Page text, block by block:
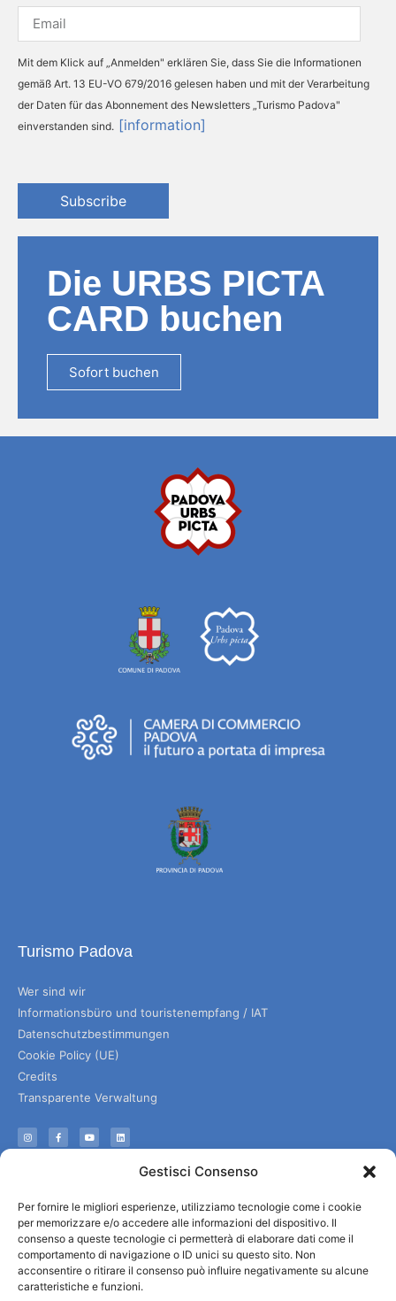
Gestisci Consenso
Per fornire le migliori esperienze, utilizziamo tecnologie come i cookie
per memorizzare e/o accedere alle informazioni del dispositivo. Il
consenso a queste tecnologie ci permetterà di elaborare dati come il
comportamento di navigazione o ID unici su questo sito. Non
acconsentire o ritirare il consenso può influire negativamente su alcune
caratteristiche e funzioni.
Mit dem Klick auf „Anmelden" erklären Sie, dass Sie die Informationen
gemäß Art. 13 EU-VO 679/2016 gelesen haben und mit der Verarbeitung
der Daten für das Abonnement des Newsletters „Turismo Padova"
einverstanden sind. [information]
Subscribe
Die URBS PICTA
CARD buchen
Sofort buchen
Turismo Padova
Wer sind wir
Informationsbüro und touristenempfang / IAT
Datenschutzbestimmungen
Cookie Policy (UE)
Credits
Transparente Verwaltung
Nützliche Dienstleistungen
Broschüren herunterladen